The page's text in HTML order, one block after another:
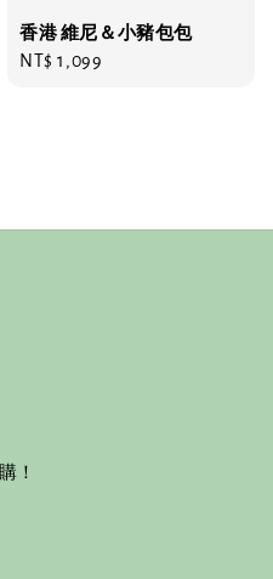
香港 維尼＆小豬包包
Regular
NT$ 1,099
！